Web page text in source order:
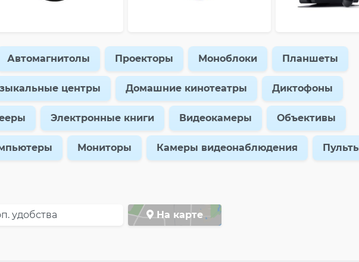
Автомагнитолы Проекторы Моноблоки Планшеты
центры Домашние кинотеатры Диктофоны
Электронные книги Видеокамеры Объективы
Мониторы Камеры видеонаблюдения
удобства На карте